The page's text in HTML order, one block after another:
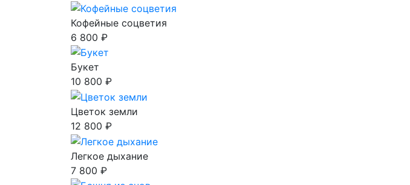
Кофейные соцветия
6 800 ₽
Букет
10 800 ₽
Цветок земли
12 800 ₽
Легкое дыхание
7 800 ₽